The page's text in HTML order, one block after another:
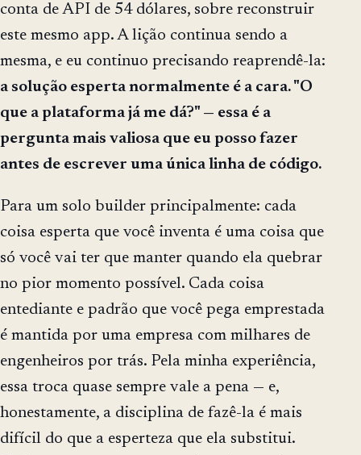
conta de API de 54 dólares, sobre reconstruir
este mesmo app. A lição continua sendo a
mesma, e eu continuo precisando reaprendê-la:
a solução esperta normalmente é a cara. "O
que a plataforma já me dá?" — essa é a
pergunta mais valiosa que eu posso fazer
antes de escrever uma única linha de código.
Para um solo builder principalmente: cada
coisa esperta que você inventa é uma coisa que
só você vai ter que manter quando ela quebrar
no pior momento possível. Cada coisa
entediante e padrão que você pega emprestada
é mantida por uma empresa com milhares de
engenheiros por trás. Pela minha experiência,
essa troca quase sempre vale a pena — e,
honestamente, a disciplina de fazê-la é mais
difícil do que a esperteza que ela substitui.